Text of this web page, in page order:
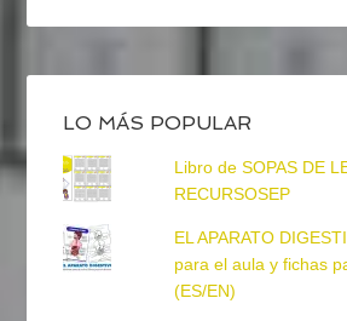
LO MÁS POPULAR
Libro de SOPAS DE
RECURSOSEP
EL APARATO
para el aula y fichas
(ES/EN)